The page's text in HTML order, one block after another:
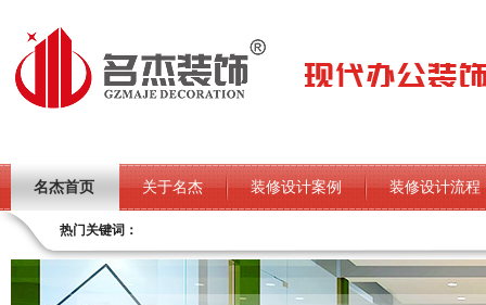
名杰首页 关于名杰 装修设计案例 装修设计流程
热门关键词：